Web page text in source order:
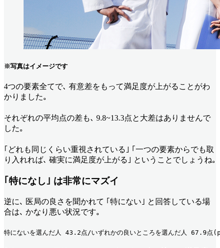
※写真はイメージです
4つの要素全てで､ 有意差をもって満足度が上がることがわ
かりました｡
それぞれの平均点の差も､ 9.8~13.3点と大差はありませんで
した｡
｢どれも同じくらい重視されている｣ ｢一つの要素からでも取
り入れれば､ 確実に満足度が上がる｣ ということでしょうね｡
｢特になし｣ は非常にマズイ
逆に､ 医局の良さを聞かれて ｢特にない｣ と回答している場
合は､ かなり悪い状況です｡
特にないを選んだ人 43.2点/いずれかの良いところを選んだ人 67.9